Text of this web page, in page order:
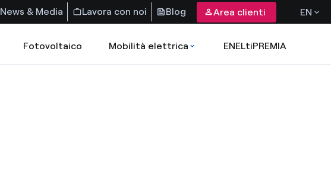
News & Media Lavora con noi Blog Area clienti EN
Fotovoltaico Mobilità elettrica ENELtiPREMIA